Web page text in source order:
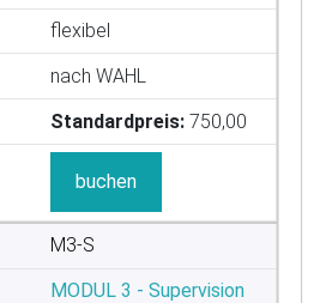
flexibel
nach WAHL
Standardpreis: 750,00
buchen
M3-S
MODUL 3 - Supervision